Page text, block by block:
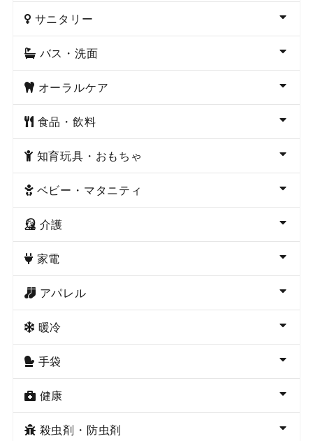
サニタリー
バス・洗面
オーラルケア
食品・飲料
知育玩具・おもちゃ
ベビー・マタニティ
介護
家電
アパレル
暖冷
手袋
健康
殺虫剤・防虫剤